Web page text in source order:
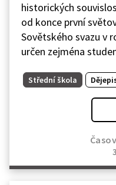
historických
od konce první
Sovětského svazu v
určen zejména
Střední škola